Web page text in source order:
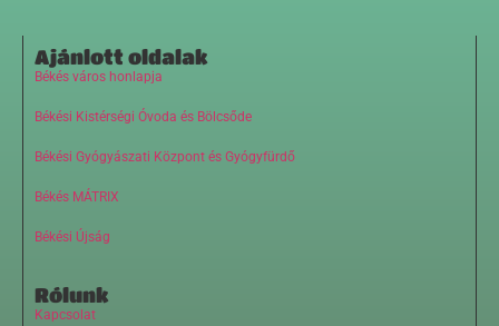
Ajánlott oldalak
Békés város honlapja
Békési Kistérségi Óvoda és Bölcsőde
Békési Gyógyászati Központ és Gyógyfürdő
Békés MÁTRIX
Békési Újság
Rólunk
Kapcsolat